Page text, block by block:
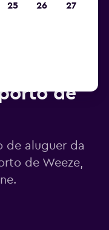
de
de aluguer da
de Weeze,
25 26 27